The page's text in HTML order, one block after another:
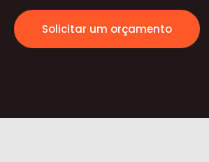
Solicitar um orçamento